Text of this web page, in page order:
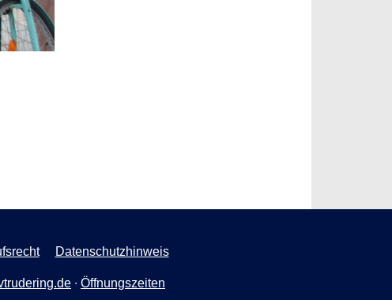
Datenschutzhinweis
∙ Öffnungszeiten